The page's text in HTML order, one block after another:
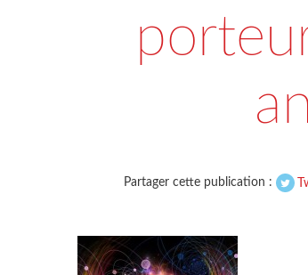
Partager cette publication :